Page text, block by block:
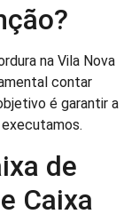
na Vila Nova
contar
é garantir a
de
Caixa